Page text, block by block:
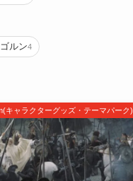
ルン4
キャラクターグッズ・テーマパーク)